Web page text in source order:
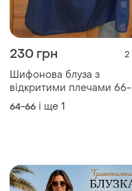
230 грн 2
Шифонова блуза з
відкритими плечами 66-
68р
64-66 і ще 1